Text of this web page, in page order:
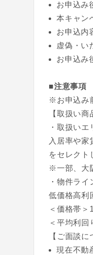
お申込み
本キャン
お申込内
虚偽・い
お申込み
■注意事項
※お申込み
【取扱い
・取扱いエ
入居率や家
をセレクト
※一部、大
・物件ラ
低価格高利
＜価格帯
＜平均利回
【ご面談
現在不動